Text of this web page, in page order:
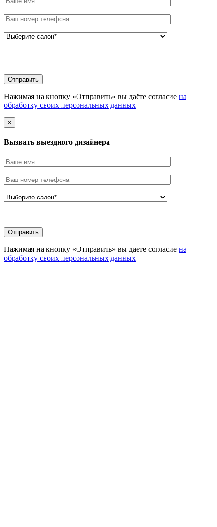
Нажимая на кнопку «Отправить» вы даёте согласие на
обработку своих персональных данных
×
Вызвать выездного дизайнера
Нажимая на кнопку «Отправить» вы даёте согласие на
обработку своих персональных данных